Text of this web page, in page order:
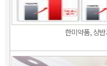
한미약품, 상